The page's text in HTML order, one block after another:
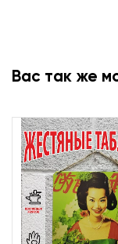
Вас так же